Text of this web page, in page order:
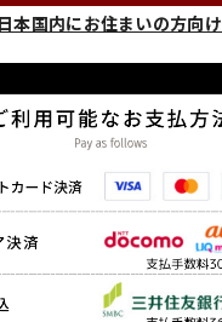
日本国内にお住まいの方向け